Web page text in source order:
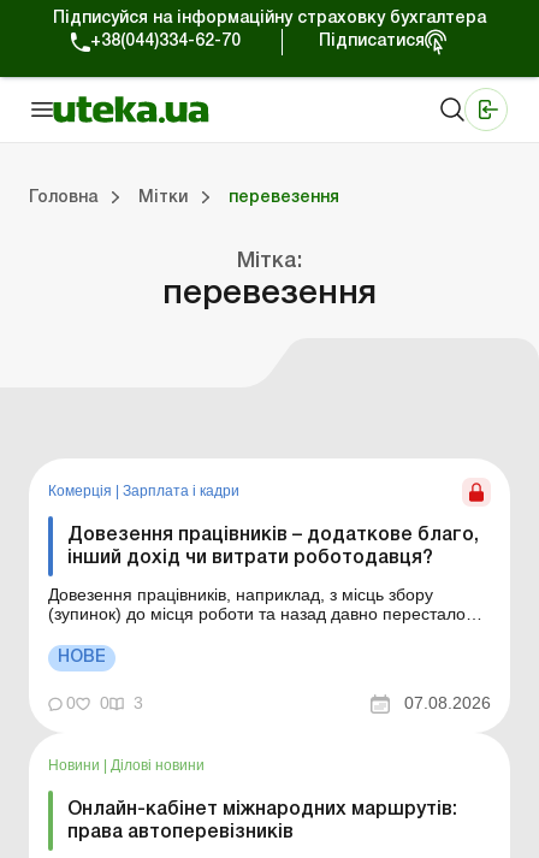
Підписуйся на інформаційну страховку бухгалтера
+38(044)334-62-70
Підписатися
Головна Мітки перевезення
Мітка:
перевезення
Комерція Зарплата і кадри
Довезення працівників – додаткове благо,
інший дохід чи витрати роботодавця?
Довезення працівників, наприклад, з місць збору
(зупинок) до місця роботи та назад давно перестало
роботодавців це питання безперервності виробництва,
кадрової стабільності, змінного графіка роботи,
віддаленості робочих місць або ж банальної відсутності
зр...
НОВЕ
0 0 3 07.08.2026
Новини Ділові новини
Онлайн-кабінет міжнародних маршрутів:
права автоперевізників